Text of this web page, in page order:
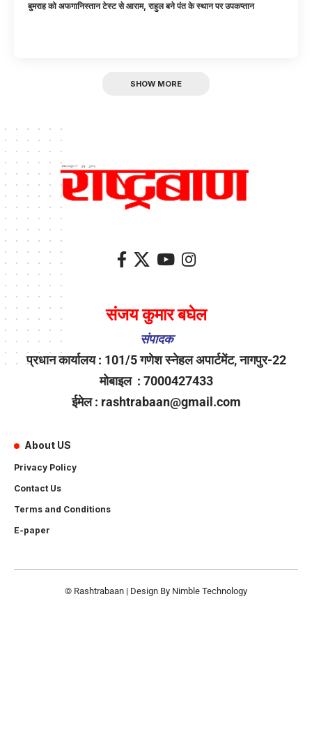
बुमराह को अफगानिस्तान टेस्ट से आराम, राहुल बने पंत के स्थान पर उपकप्तान
SHOW MORE
संजय कुमार बघेल
संपादक
प्रधान कार्यालय : 101/5 गणेश स्नेहल अपार्टमेंट, नागपुर-22
मोबाइल : 7000427433
ईमेल : rashtrabaan@gmail.com
About US
Privacy Policy
Contact Us
Terms and Conditions
E-paper
© Rashtrabaan | Design By Nimble Technology